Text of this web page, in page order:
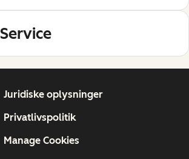
Service
Juridiske oplysninger
Privatlivspolitik
Manage Cookies